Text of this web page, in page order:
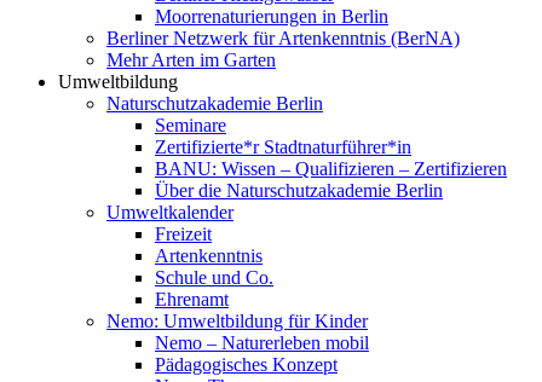
Moorrenaturierungen in Berlin
Berliner Netzwerk für Artenkenntnis (BerNA)
Mehr Arten im Garten
Umweltbildung
Naturschutzakademie Berlin
Seminare
Zertifizierte*r Stadtnaturführer*in
BANU: Wissen – Qualifizieren – Zertifizieren
Über die Naturschutzakademie Berlin
Umweltkalender
Freizeit
Artenkenntnis
Schule und Co.
Ehrenamt
Nemo: Umweltbildung für Kinder
Nemo – Naturerleben mobil
Pädagogisches Konzept